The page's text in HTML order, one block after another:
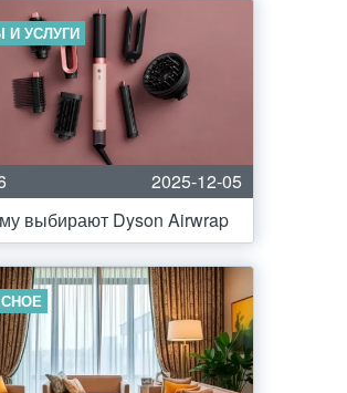
И УСЛУГИ
2025-12-05
выбирают Dyson Airwrap